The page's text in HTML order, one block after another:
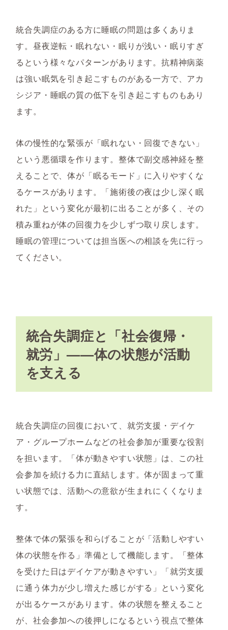
統合失調症のある方に睡眠の問題は多くありま
す。昼夜逆転・眠れない・眠りが浅い・眠りすぎ
るという様々なパターンがあります。抗精神病薬
は強い眠気を引き起こすものがある一方で、アカ
シジア・睡眠の質の低下を引き起こすものもあり
ます。
体の慢性的な緊張が「眠れない・回復できない」
という悪循環を作ります。整体で副交感神経を整
えることで、体が「眠るモード」に入りやすくな
るケースがあります。「施術後の夜は少し深く眠
れた」という変化が最初に出ることが多く、その
積み重ねが体の回復力を少しずつ取り戻します。
睡眠の管理については担当医への相談を先に行っ
てください。
統合失調症と「社会復帰・
就労」——体の状態が活動
を支える
統合失調症の回復において、就労支援・デイケ
ア・グループホームなどの社会参加が重要な役割
を担います。「体が動きやすい状態」は、この社
会参加を続ける力に直結します。体が固まって重
い状態では、活動への意欲が生まれにくくなりま
す。
整体で体の緊張を和らげることが「活動しやすい
体の状態を作る」準備として機能します。「整体
を受けた日はデイケアが動きやすい」「就労支援
に通う体力が少し増えた感じがする」という変化
が出るケースがあります。体の状態を整えること
が、社会参加への後押しになるという視点で整体